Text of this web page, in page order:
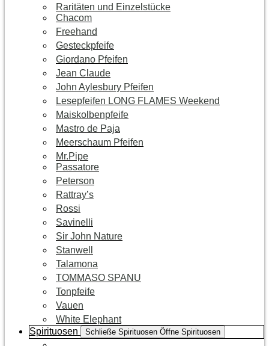
Raritäten und Einzelstücke
Chacom
Freehand
Gesteckpfeife
Giordano Pfeifen
Jean Claude
John Aylesbury Pfeifen
Lesepfeifen LONG FLAMES Weekend
Maiskolbenpfeife
Mastro de Paja
Meerschaum Pfeifen
Mr.Pipe
Passatore
Peterson
Rattray’s
Rossi
Savinelli
Sir John Nature
Stanwell
Talamona
TOMMASO SPANU
Tonpfeife
Vauen
White Elephant
Spirituosen
Schließe Spirituosen Öffne Spirituosen